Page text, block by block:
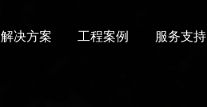
解决方案 工程案例 服务支持